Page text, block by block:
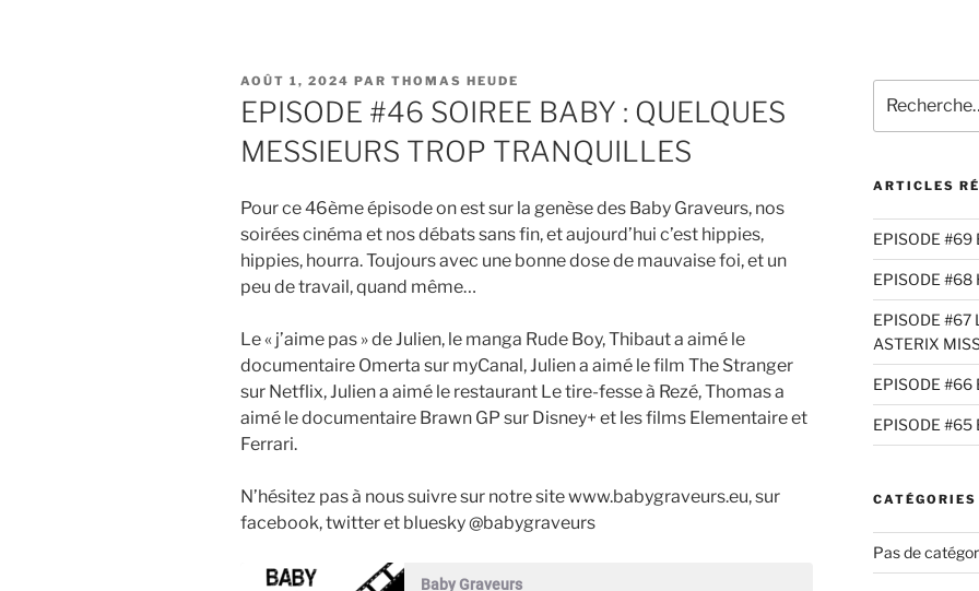
PUBLIÉ
LE
AOÛT 1, 2024 PAR THOMAS HEUDE
EPISODE #46 SOIREE BABY : QUELQUES
MESSIEURS TROP TRANQUILLES
Pour ce 46ème épisode on est sur la genèse des Baby Graveurs, nos
soirées cinéma et nos débats sans fin, et aujourd’hui c’est hippies,
hippies, hourra. Toujours avec une bonne dose de mauvaise foi, et un
peu de travail, quand même…
Le « j’aime pas » de Julien, le manga Rude Boy, Thibaut a aimé le
documentaire Omerta sur myCanal, Julien a aimé le film The Stranger
sur Netflix, Julien a aimé le restaurant Le tire-fesse à Rezé, Thomas a
aimé le documentaire Brawn GP sur Disney+ et les films Elementaire et
Ferrari.
N’hésitez pas à nous suivre sur notre site www.babygraveurs.eu, sur
facebook, twitter et bluesky @babygraveurs
Baby Graveurs
pour
:
ARTICLES
EPISODE #69
EPISODE #68
EPISODE #67
ASTERIX
EPISODE #66
EPISODE #65
CATÉGORIES
Pas de